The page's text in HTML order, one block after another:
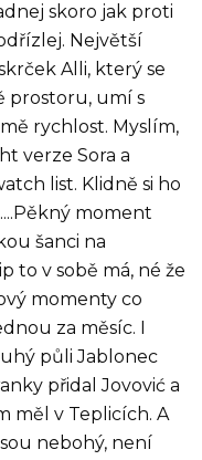
skoro jak proti
Největší
Alli, který se
prostoru, umí s
rychlost. Myslím,
verze Sora a
list. Klidně si ho
moment
šanci na
to v sobě má, né že
momenty co
za měsíc. I
půli Jablonec
přidal Jovović a
měl v Teplicích. A
nebohý, není